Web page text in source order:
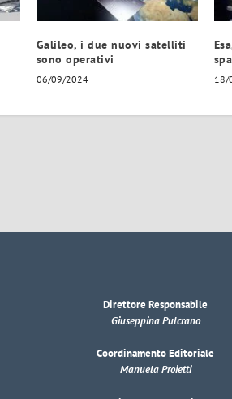
Galileo, i due nuovi satelliti
sono operativi
06/09/2024 18/
Direttore Responsabile
Giuseppina Pulcrano
Coordinamento Editoriale
Manuela Proietti